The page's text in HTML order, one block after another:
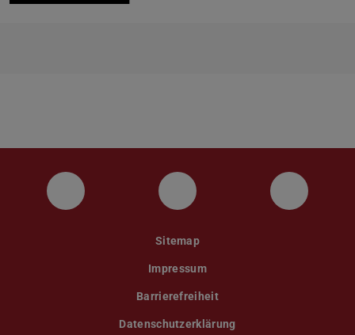
WiBiNET auf InstagramWiBiNET auf Facebook
Sitemap
Impressum
Barrierefreiheit
Datenschutzerklärung